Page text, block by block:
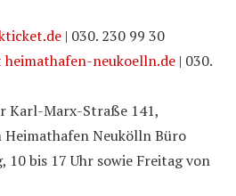
| 030. 230 99 30
neukoelln.de | 030.
Karl-Marx-Straße 141,
Heimathafen Neukölln Büro
10 bis 17 Uhr sowie Freitag von